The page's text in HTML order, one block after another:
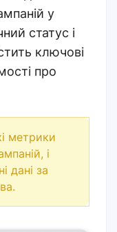
у
статус і
ключові
про
метрики
і
дані за